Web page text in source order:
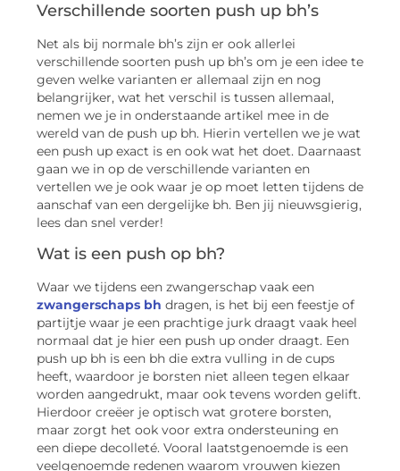
Verschillende soorten push up bh’s
Net als bij normale bh’s zijn er ook allerlei
verschillende soorten push up bh’s om je een idee te
geven welke varianten er allemaal zijn en nog
belangrijker, wat het verschil is tussen allemaal,
nemen we je in onderstaande artikel mee in de
wereld van de push up bh. Hierin vertellen we je wat
een push up exact is en ook wat het doet. Daarnaast
gaan we in op de verschillende varianten en
vertellen we je ook waar je op moet letten tijdens de
aanschaf van een dergelijke bh. Ben jij nieuwsgierig,
lees dan snel verder!
Wat is een push op bh?
Waar we tijdens een zwangerschap vaak een
zwangerschaps bh dragen, is het bij een feestje of
partijtje waar je een prachtige jurk draagt vaak heel
normaal dat je hier een push up onder draagt. Een
push up bh is een bh die extra vulling in de cups
heeft, waardoor je borsten niet alleen tegen elkaar
worden aangedrukt, maar ook tevens worden gelift.
Hierdoor creëer je optisch wat grotere borsten,
maar zorgt het ook voor extra ondersteuning en
een diepe decolleté. Vooral laatstgenoemde is een
veelgenoemde redenen waarom vrouwen kiezen